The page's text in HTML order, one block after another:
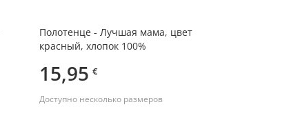
Полотенце - Лучшая мама, цвет
красный, хлопок 100%
15,95 €
Доступно несколько размеров